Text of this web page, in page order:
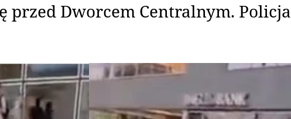
przed Dworcem Centralnym. Policja